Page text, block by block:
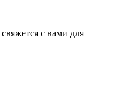
с вами для